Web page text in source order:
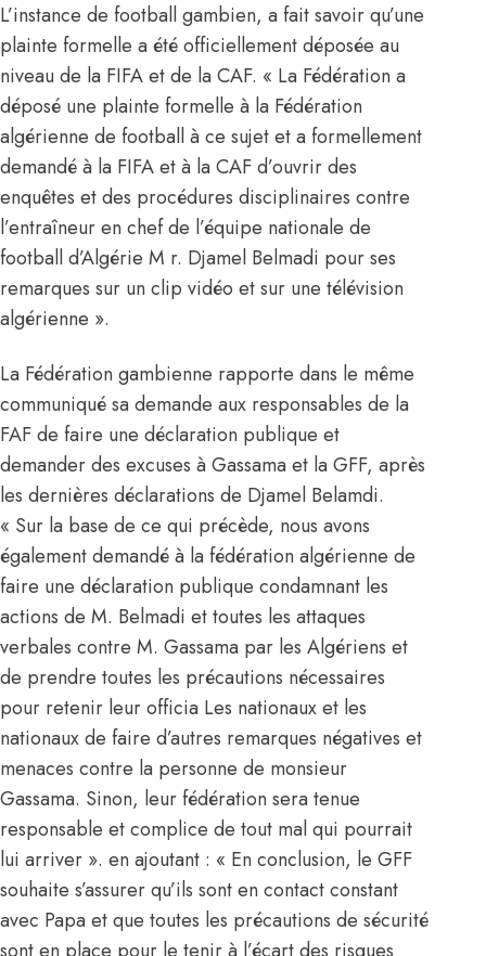
L’instance de football gambien, a fait savoir qu’une
plainte formelle a été officiellement déposée au
niveau de la FIFA et de la CAF. « La Fédération a
déposé une plainte formelle à la Fédération
algérienne de football à ce sujet et a formellement
demandé à la FIFA et à la CAF d’ouvrir des
enquêtes et des procédures disciplinaires contre
l’entraîneur en chef de l’équipe nationale de
football d’Algérie M r. Djamel Belmadi pour ses
remarques sur un clip vidéo et sur une télévision
algérienne ».
La Fédération gambienne rapporte dans le même
communiqué sa demande aux responsables de la
FAF de faire une déclaration publique et
demander des excuses à Gassama et la GFF, après
les dernières déclarations de Djamel Belamdi.
« Sur la base de ce qui précède, nous avons
également demandé à la fédération algérienne de
faire une déclaration publique condamnant les
actions de M. Belmadi et toutes les attaques
verbales contre M. Gassama par les Algériens et
de prendre toutes les précautions nécessaires
pour retenir leur officia Les nationaux et les
nationaux de faire d’autres remarques négatives et
menaces contre la personne de monsieur
Gassama. Sinon, leur fédération sera tenue
responsable et complice de tout mal qui pourrait
lui arriver ». en ajoutant : « En conclusion, le GFF
souhaite s’assurer qu’ils sont en contact constant
avec Papa et que toutes les précautions de sécurité
sont en place pour le tenir à l’écart des risques